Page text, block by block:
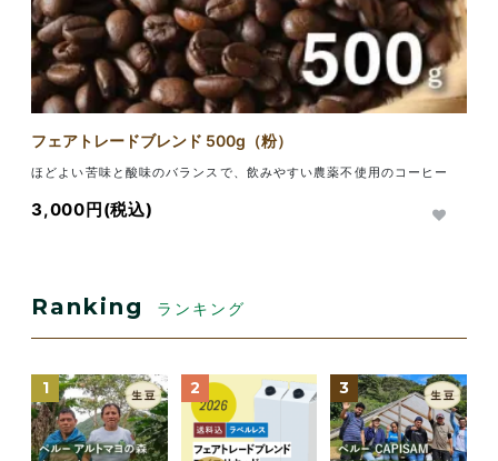
フェアトレードブレンド 500g（粉）
ほどよい苦味と酸味のバランスで、飲みやすい農薬不使用のコーヒー
3,000円(税込)
Ranking ランキング
1 2 3